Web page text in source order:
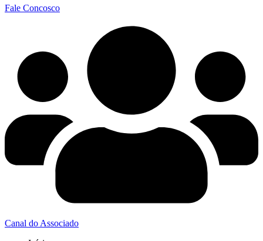
Fale Concosco
Canal do Associado